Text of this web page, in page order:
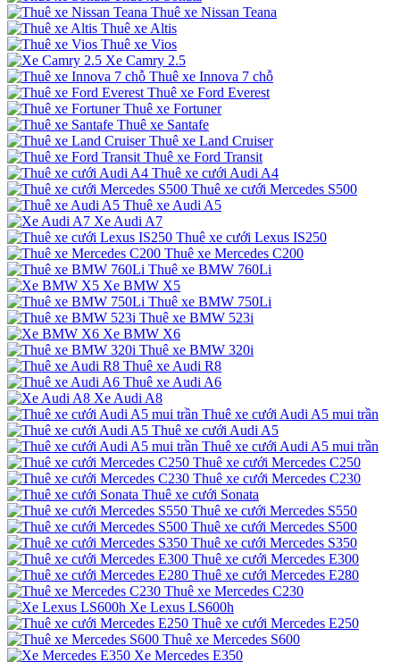
Thuê xe Nissan Teana
Thuê xe Altis
Thuê xe Vios
Xe Camry 2.5
Thuê xe Innova 7 chỗ
Thuê xe Ford Everest
Thuê xe Fortuner
Thuê xe Santafe
Thuê xe Land Cruiser
Thuê xe Ford Transit
Thuê xe cưới Audi A4
Thuê xe cưới Mercedes S500
Thuê xe Audi A5
Xe Audi A7
Thuê xe cưới Lexus IS250
Thuê xe Mercedes C200
Thuê xe BMW 760Li
Xe BMW X5
Thuê xe BMW 750Li
Thuê xe BMW 523i
Xe BMW X6
Thuê xe BMW 320i
Thuê xe Audi R8
Thuê xe Audi A6
Xe Audi A8
Thuê xe cưới Audi A5 mui trần
Thuê xe cưới Audi A5
Thuê xe cưới Audi A5 mui trần
Thuê xe cưới Mercedes C250
Thuê xe cưới Mercedes C230
Thuê xe cưới Sonata
Thuê xe cưới Mercedes S550
Thuê xe cưới Mercedes S500
Thuê xe cưới Mercedes S350
Thuê xe cưới Mercedes E300
Thuê xe cưới Mercedes E280
Thuê xe Mercedes C230
Xe Lexus LS600h
Thuê xe cưới Mercedes E250
Thuê xe Mercedes S600
Xe Mercedes E350